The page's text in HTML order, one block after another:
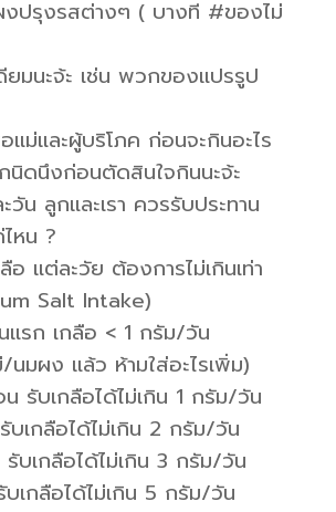
งปรุงรสต่างๆ ( บางที #ของไม่
ยมนะจ้ะ เช่น พวกของแปรรูป
อแม่และผู้บริโภค ก่อนจะกินอะไร
นิดนึงก่อนตัดสินใจกินนะจ้ะ
วัน ลูกและเรา ควรรับประทาน
หน ?
อ แต่ละวัย ต้องการไม่เกินเท่า
Salt Intake)
แรก เกลือ < 1 กรัม/วัน
นมผง แล้ว ห้ามใส่อะไรเพิ่ม)
รับเกลือได้ไม่เกิน 1 กรัม/วัน
เกลือได้ไม่เกิน 2 กรัม/วัน
เกลือได้ไม่เกิน 3 กรัม/วัน
เกลือได้ไม่เกิน 5 กรัม/วัน